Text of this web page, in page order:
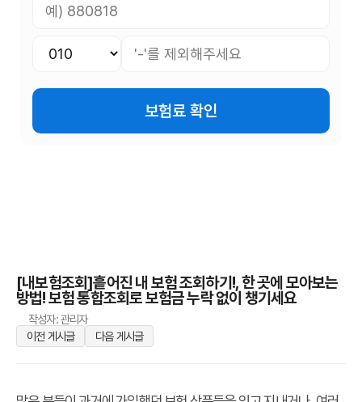
보험료 확인
[내보험조회]흩어진 내 보험 조회하기!, 한 곳에 모아보는
방법! 보험 통합조회로 보험금 누락 없이 챙기세요
작성자: 관리자
이전 게시글
다음 게시글